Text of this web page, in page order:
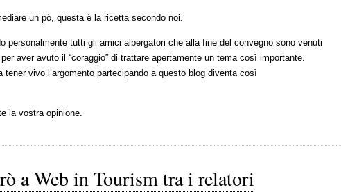
un pò, questa è la ricetta secondo noi.
personalmente tutti gli amici albergatori che alla fine del convegno sono venuti
aver avuto il “coraggio” di trattare apertamente un tema così importante.
tener vivo l’argomento partecipando a questo blog diventa così
la vostra opinione.
a Web in Tourism tra i relatori